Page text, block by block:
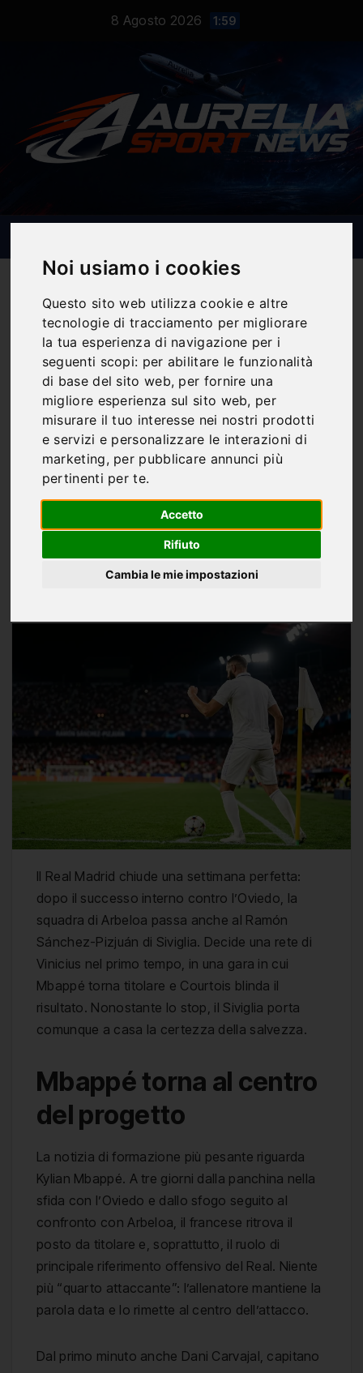
Noi usiamo i cookies
Questo sito web utilizza cookie e altre
tecnologie di tracciamento per migliorare
la tua esperienza di navigazione per i
seguenti scopi: per abilitare le funzionalità
di base del sito web, per fornire una
migliore esperienza sul sito web, per
misurare il tuo interesse nei nostri prodotti
e servizi e personalizzare le interazioni di
marketing, per pubblicare annunci più
pertinenti per te.
Accetto
Rifiuto
Cambia le mie impostazioni
8 Agosto 2026 1:59
Notizie Sportive
Real Madrid, basta un
lampo di Vinicius: a
Siviglia seconda vittoria
in tre giorni
Il Real Madrid chiude una settimana perfetta:
dopo il successo interno contro l’Oviedo, la
squadra di Arbeloa passa anche al Ramón
Sánchez-Pizjuán di Siviglia. Decide una rete di
Vinicius nel primo tempo, in una gara in cui
Mbappé torna titolare e Courtois blinda il
risultato. Nonostante lo stop, il Siviglia porta
comunque a casa la certezza della salvezza.
Mbappé torna al centro
del progetto
La notizia di formazione più pesante riguarda
Kylian Mbappé. A tre giorni dalla panchina nella
sfida con l’Oviedo e dallo sfogo seguito al
confronto con Arbeloa, il francese ritrova il
posto da titolare e, soprattutto, il ruolo di
principale riferimento offensivo del Real. Niente
più “quarto attaccante”: l’allenatore mantiene la
parola data e lo rimette al centro dell’attacco.
Dal primo minuto anche Dani Carvajal, capitano